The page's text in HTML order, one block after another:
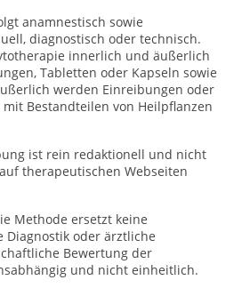
anamnestisch sowie
diagnostisch oder technisch.
innerlich und äußerlich
Tabletten oder Kapseln sowie
werden Einreibungen oder
Bestandteilen von Heilpflanzen
ist rein redaktionell und nicht
therapeutischen Webseiten
Methode ersetzt keine
Diagnostik oder ärztliche
Bewertung der
und nicht einheitlich.